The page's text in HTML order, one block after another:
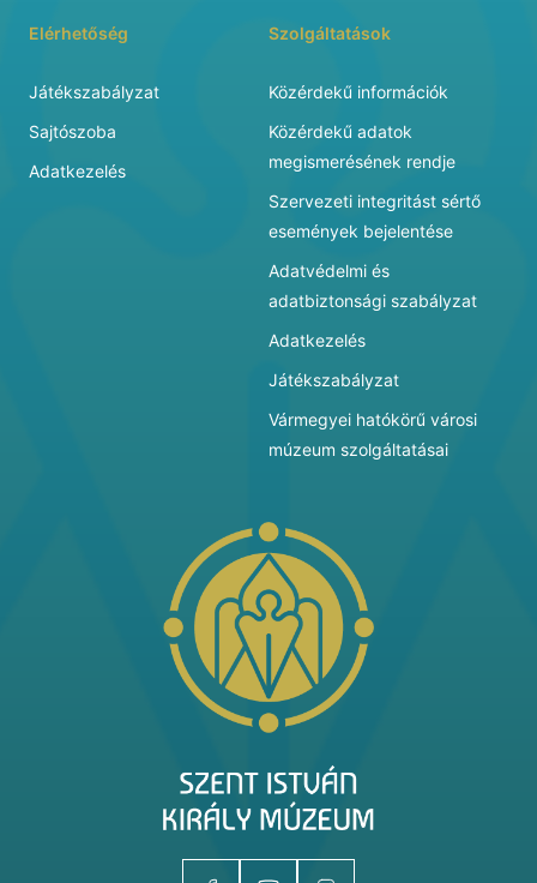
Elérhetőség
Játékszabályzat
Sajtószoba
Adatkezelés
Szolgáltatások
Közérdekű információk
Közérdekű adatok
megismerésének rendje
Szervezeti integritást sértő
események bejelentése
Adatvédelmi és
adatbiztonsági szabályzat
Adatkezelés
Játékszabályzat
Vármegyei hatókörű városi
múzeum szolgáltatásai